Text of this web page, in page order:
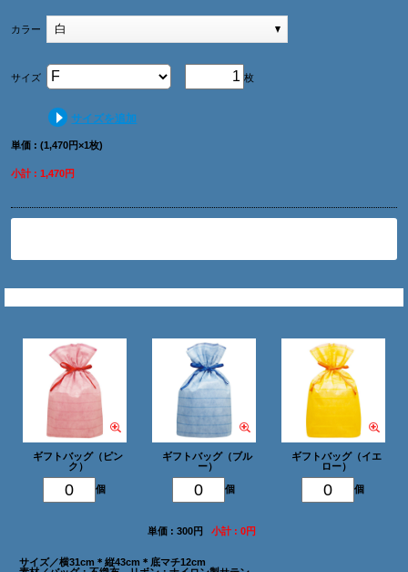
カラー 白
枚
サイズ
サイズを追加
単価 : (1,470円×1枚)
小計 : 1,470円
ギフトバッグ（ピン
ク）
個
ギフトバッグ（ブル
ー）
個
ギフトバッグ（イエ
ロー）
個
単価 : 300円 小計 : 0円
サイズ／横31cm＊縦43cm＊底マチ12cm